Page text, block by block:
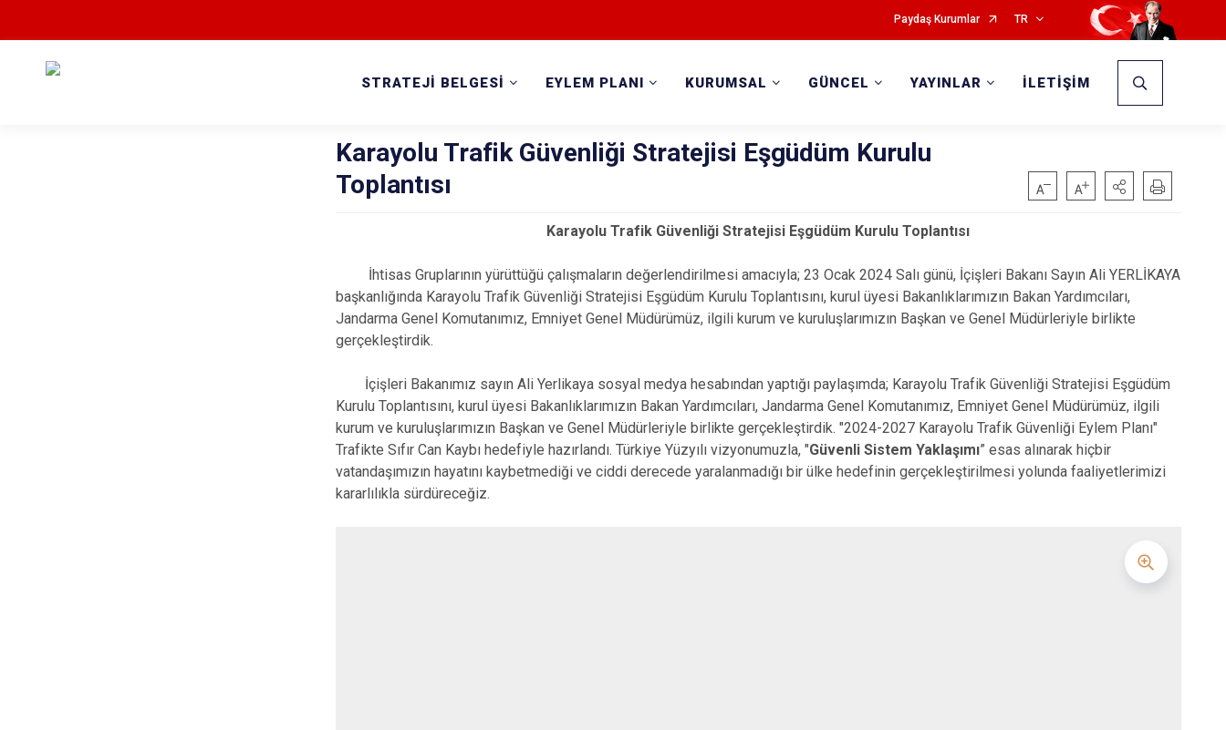
Paydaş Kurumlar TR
STRATEJİ BELGESİ EYLEM PLANI KURUMSAL GÜNCEL YAYINLAR İLETİŞİM
Karayolu Trafik Güvenliği Stratejisi Eşgüdüm Kurulu
Toplantısı
Karayolu Trafik Güvenliği Stratejisi Eşgüdüm Kurulu Toplantısı
İhtisas Gruplarının yürüttüğü çalışmaların değerlendirilmesi amacıyla; 23 Ocak 2024 Salı günü, İçişleri Bakanı Sayın Ali YERLİKAYA
başkanlığında Karayolu Trafik Güvenliği Stratejisi Eşgüdüm Kurulu Toplantısını, kurul üyesi Bakanlıklarımızın Bakan Yardımcıları,
Jandarma Genel Komutanımız, Emniyet Genel Müdürümüz, ilgili kurum ve kuruluşlarımızın Başkan ve Genel Müdürleriyle birlikte
gerçekleştirdik.
İçişleri Bakanımız sayın Ali Yerlikaya sosyal medya hesabından yaptığı paylaşımda; Karayolu Trafik Güvenliği Stratejisi Eşgüdüm
Kurulu Toplantısını, kurul üyesi Bakanlıklarımızın Bakan Yardımcıları, Jandarma Genel Komutanımız, Emniyet Genel Müdürümüz, ilgili
kurum ve kuruluşlarımızın Başkan ve Genel Müdürleriyle birlikte gerçekleştirdik. "2024-2027 Karayolu Trafik Güvenliği Eylem Planı"
Trafikte Sıfır Can Kaybı hedefiyle hazırlandı. Türkiye Yüzyılı vizyonumuzla, "Güvenli Sistem Yaklaşımı” esas alınarak hiçbir
vatandaşımızın hayatını kaybetmediği ve ciddi derecede yaralanmadığı bir ülke hedefinin gerçekleştirilmesi yolunda faaliyetlerimizi
kararlılıkla sürdüreceğiz.